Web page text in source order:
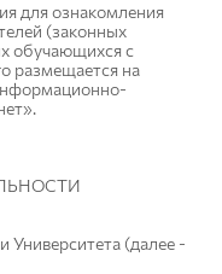
для ознакомления
(законных
обучающихся с
размещается на
Университета (далее -